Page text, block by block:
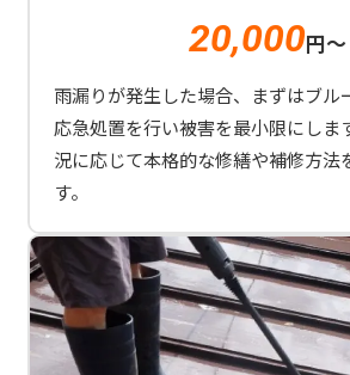
20,000円～
雨漏りが発生した場合、まずはブル
応急処置を行い被害を最小限にし
況に応じて本格的な修繕や補修方法
す。